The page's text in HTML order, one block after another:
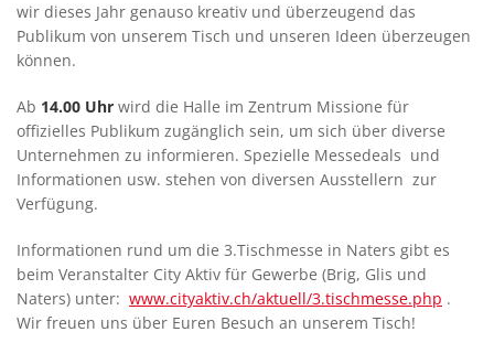
wir dieses Jahr genauso kreativ und überzeugend das
Publikum von unserem Tisch und unseren Ideen überzeugen
können.
Ab 14.00 Uhr wird die Halle im Zentrum Missione für
offizielles Publikum zugänglich sein, um sich über diverse
Unternehmen zu informieren. Spezielle Messedeals und
Informationen usw. stehen von diversen Ausstellern zur
Verfügung.
Informationen rund um die 3.Tischmesse in Naters gibt es
beim Veranstalter City Aktiv für Gewerbe (Brig, Glis und
Naters) unter: www.cityaktiv.ch/aktuell/3.tischmesse.php .
Wir freuen uns über Euren Besuch an unserem Tisch!